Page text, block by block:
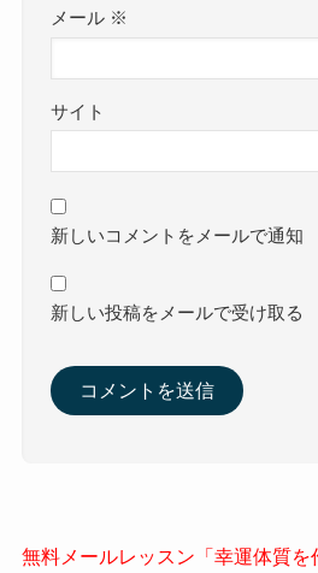
メール ※
サイト
新しいコメントをメールで通知
新しい投稿をメールで受け取る
無料メールレッスン「幸運体質